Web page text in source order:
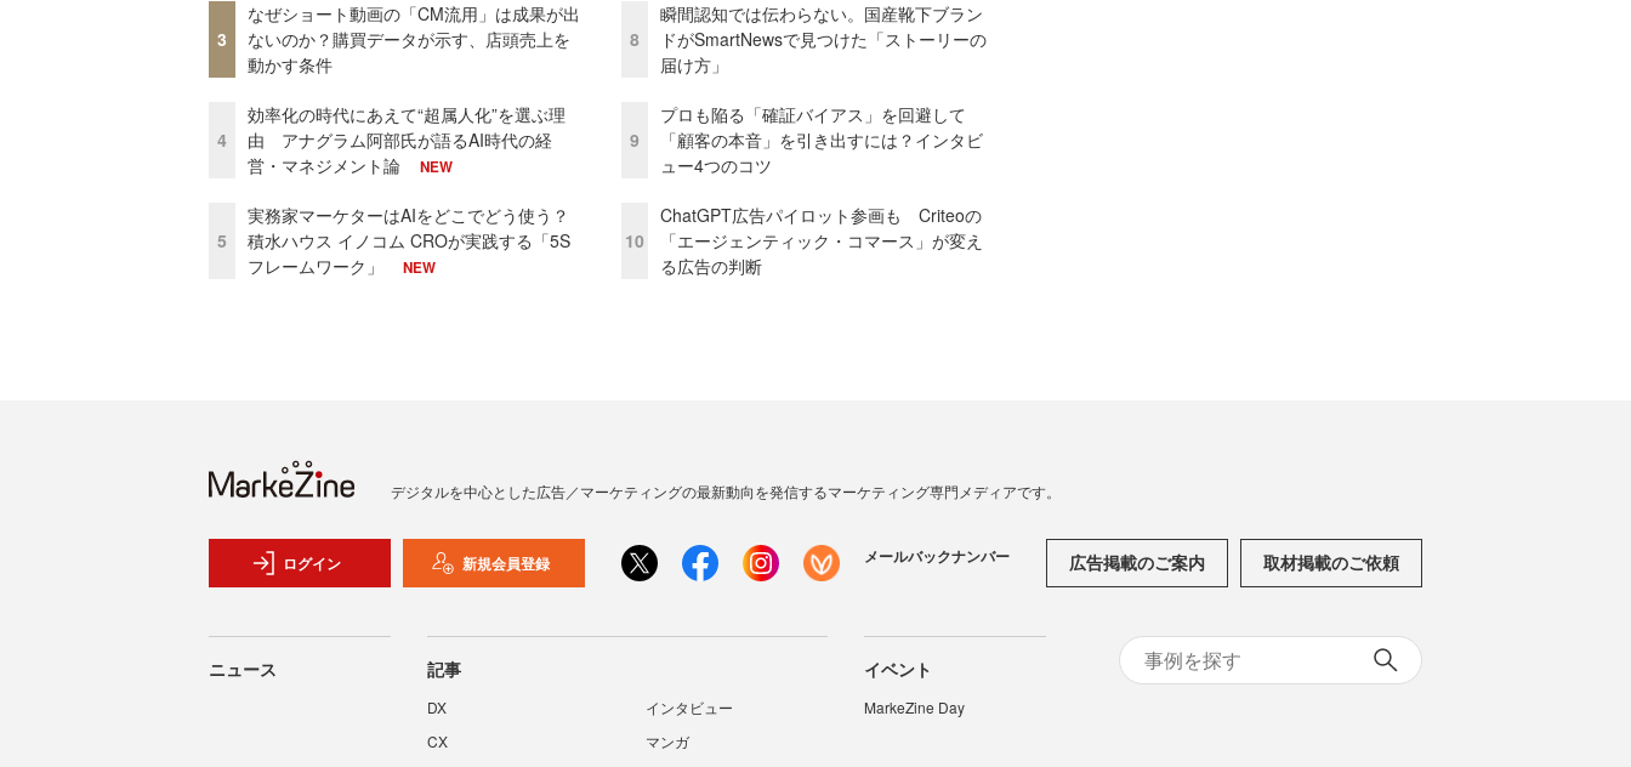
3
なぜショート動画の「CM流用」は成果が出
ないのか？購買データが示す、店頭売上を
動かす条件
4
効率化の時代にあえて“超属人化”を選ぶ理
由 アナグラム阿部氏が語るAI時代の経
営・マネジメント論
NEW
5
実務家マーケターはAIをどこでどう使う？
積水ハウス イノコム CROが実践する「5S
フレームワーク」
NEW
8
瞬間認知では伝わらない。国産靴下ブラン
ドがSmartNewsで見つけた「ストーリーの
届け方」
9
プロも陥る「確証バイアス」を回避して
「顧客の本音」を引き出すには？インタビ
ュー4つのコツ
10
ChatGPT広告パイロット参画も Criteoの
「エージェンティック・コマース」が変え
る広告の判断
デジタルを中心とした広告／マーケティングの最新動向を発信するマーケティング専門メディアです。
ログイン 新規会員登録 メールバックナンバー 広告掲載のご案内 取材掲載のご依頼
ニュース 記事
DX
インタビュー
CX
マンガ
イベント
MarkeZine Day